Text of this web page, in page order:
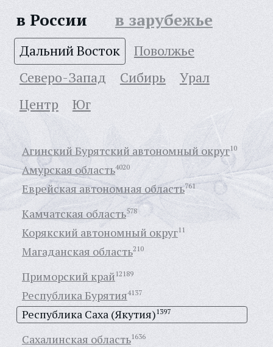
в России в зарубежье
Дальний Восток
Поволжье
Северо-Запад
Сибирь
Урал
Центр
Юг
Агинский Бурятский автономный округ10
Амурская область4020
Еврейская автономная область761
Камчатская область578
Корякский автономный округ11
Магаданская область210
Приморский край12189
Республика Бурятия4137
Республика Саха (Якутия)1397
Сахалинская область1636